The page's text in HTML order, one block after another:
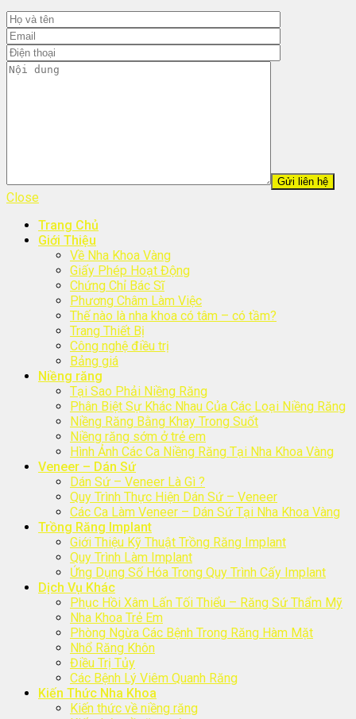
Close
Trang Chủ
Giới Thiệu
Về Nha Khoa Vàng
Giấy Phép Hoạt Động
Chứng Chỉ Bác Sĩ
Phương Châm Làm Việc
Thế nào là nha khoa có tâm – có tầm?
Trang Thiết Bị
Công nghệ điều trị
Bảng giá
Niềng răng
Tại Sao Phải Niềng Răng
Phân Biệt Sự Khác Nhau Của Các Loại Niềng Răng
Niềng Răng Bằng Khay Trong Suốt
Niềng răng sớm ở trẻ em
Hình Ảnh Các Ca Niềng Răng Tại Nha Khoa Vàng
Veneer – Dán Sứ
Dán Sứ – Veneer Là Gì ?
Quy Trình Thực Hiện Dán Sứ – Veneer
Các Ca Làm Veneer – Dán Sứ Tại Nha Khoa Vàng
Trồng Răng Implant
Giới Thiệu Kỹ Thuật Trồng Răng Implant
Quy Trình Làm Implant
Ứng Dụng Số Hóa Trong Quy Trình Cấy Implant
Dịch Vụ Khác
Phục Hồi Xâm Lấn Tối Thiểu – Răng Sứ Thẩm Mỹ
Nha Khoa Trẻ Em
Phòng Ngừa Các Bệnh Trong Răng Hàm Mặt
Nhổ Răng Khôn
Điều Trị Tủy
Các Bệnh Lý Viêm Quanh Răng
Kiến Thức Nha Khoa
Kiến thức về niềng răng